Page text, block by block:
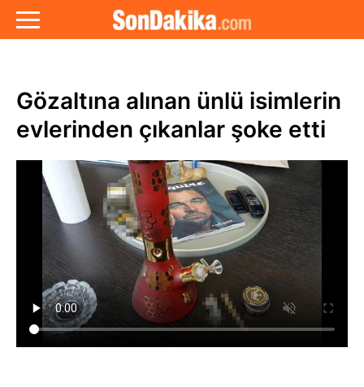
Gözaltına alınan ünlü isimlerin
evlerinden çıkanlar şoke etti